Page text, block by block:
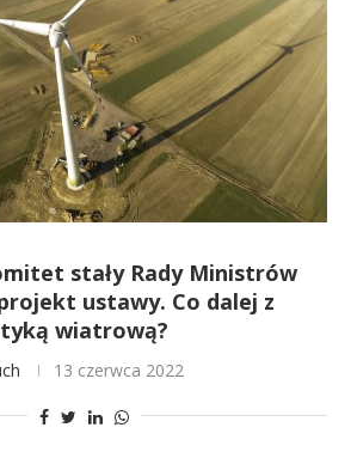
stały Rady Ministrów
ustawy. Co dalej z
wiatrową?
13 czerwca 2022